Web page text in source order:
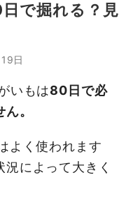
で掘れる？見
日
いもは80日で必
。
よく使われます
によって大きく